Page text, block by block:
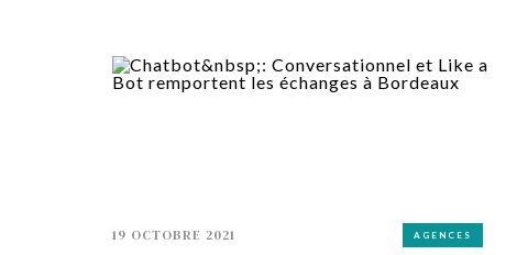
19 OCTOBRE 2021 AGENCES